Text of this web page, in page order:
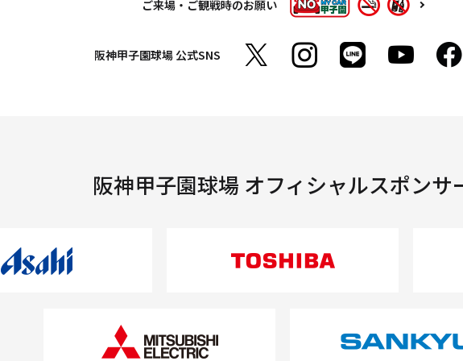
ご来場・ご観戦時のお願い
阪神甲子園球場公式SNS
阪神甲子園球場 オフィシャルスポンサ